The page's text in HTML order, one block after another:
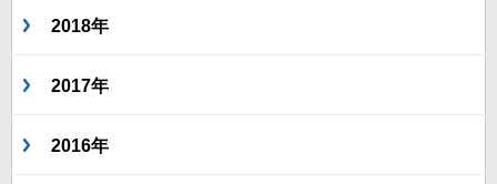
2018年
2017年
2016年